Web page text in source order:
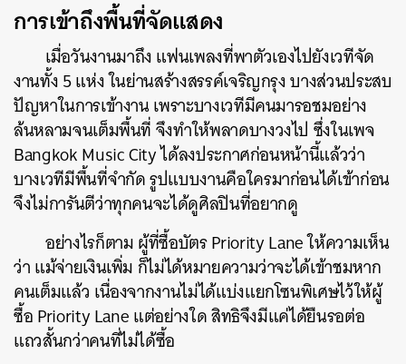
การเข้าถึงพื้นที่จัดแสดง
เมื่อวันงานมาถึง แฟนเพลงที่พาตัวเองไปยังเวทีจัด
งานทั้ง 5 แห่ง ในย่านสร้างสรรค์เจริญกรุง บางส่วนประสบ
ปัญหาในการเข้างาน เพราะบางเวทีมีคนมารอชมอย่าง
ล้นหลามจนเต็มพื้นที่ จึงทำให้พลาดบางวงไป ซึ่งในเพจ
Bangkok Music City ได้ลงประกาศก่อนหน้านี้แล้วว่า
บางเวทีมีพื้นที่จำกัด รูปแบบงานคือใครมาก่อนได้เข้าก่อน
จึงไม่การันตีว่าทุกคนจะได้ดูศิลปินที่อยากดู
อย่างไรก็ตาม ผู้ที่ซื้อบัตรPriority Lane ให้ความเห็น
ว่า แม้จ่ายเงินเพิ่ม ก็ไม่ได้หมายความว่าจะได้เข้าชมหาก
คนเต็มแล้ว เนื่องจากงานไม่ได้แบ่งแยกโซนพิเศษไว้ให้ผู้
ซื้อ Priority Lane แต่อย่างใด สิทธิจึงมีแค่ได้ยืนรอต่อ
แถวสั้นกว่าคนที่ไม่ได้ซื้อ